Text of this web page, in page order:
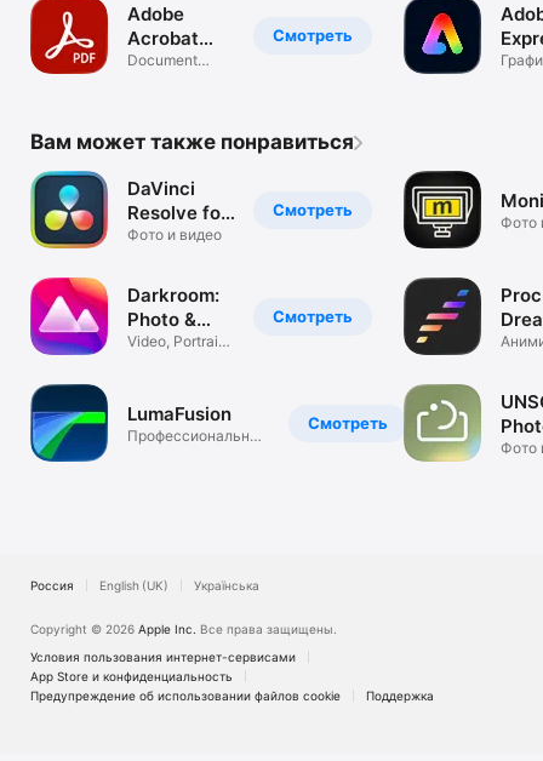
Смотреть
Adobe
Acrobat
Reader: Edit
Document
Вам может также понравиться
Смотреть
DaVinci
Resolve for
iPad
Фото и видео
Смотреть
Darkroom:
Photo &
Video
Video, Portrait,
Смотреть
LumaFusion
Профессиональный
Фото
Фото
Россия English (UK) Українська
Copyright © 2026 Apple Inc.
Все права защищены.
Условия пользования интернет-сервисами
App Store и конфи­денциальность
Предупреждение об использовании файлов cookie
Поддержка